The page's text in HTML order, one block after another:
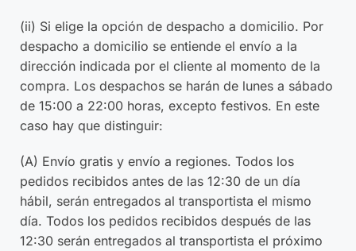
(ii) Si elige la opción de despacho a domicilio. Por
despacho a domicilio se entiende el envío a la
dirección indicada por el cliente al momento de la
compra. Los despachos se harán de lunes a sábado
de 15:00 a 22:00 horas, excepto festivos. En este
caso hay que distinguir:
(A) Envío gratis y envío a regiones. Todos los
pedidos recibidos antes de las 12:30 de un día
hábil, serán entregados al transportista el mismo
día. Todos los pedidos recibidos después de las
12:30 serán entregados al transportista el próximo